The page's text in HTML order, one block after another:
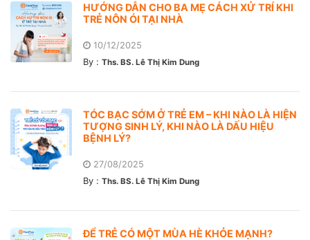
HƯỚNG DẪN CHO BA MẸ CÁCH XỬ TRÍ KHI
TRẺ NÔN ÓI TẠI NHÀ
10/12/2025
By : Ths. BS. Lê Thị Kim Dung
TÓC BẠC SỚM Ở TRẺ EM – KHI NÀO LÀ HIỆN
TƯỢNG SINH LÝ, KHI NÀO LÀ DẤU HIỆU
BỆNH LÝ?
27/08/2025
By : Ths. BS. Lê Thị Kim Dung
ĐỂ TRẺ CÓ MỘT MÙA HÈ KHỎE MẠNH?